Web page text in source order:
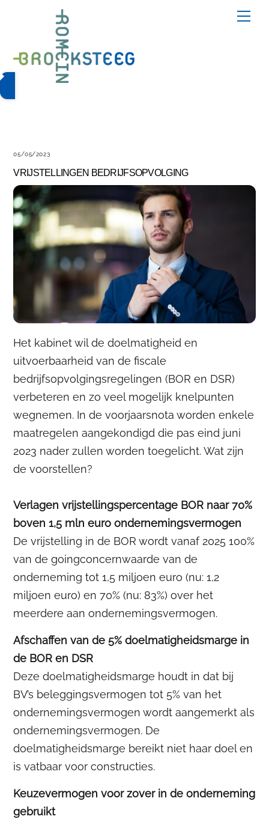
05/05/2023
VRIJSTELLINGEN BEDRIJFSOPVOLGING
Het kabinet wil de doelmatigheid en
uitvoerbaarheid van de fiscale
bedrijfsopvolgingsregelingen (BOR en DSR)
verbeteren en zo veel mogelijk knelpunten
wegnemen. In de voorjaarsnota worden enkele
maatregelen aangekondigd die pas eind juni
2023 nader zullen worden toegelicht. Wat zijn
de voorstellen?
Verlagen vrijstellingspercentage BOR naar 70%
boven 1,5 mln euro ondernemingsvermogen
De vrijstelling in de BOR wordt vanaf 2025 100%
van de goingconcernwaarde van de
onderneming tot 1,5 miljoen euro (nu: 1,2
miljoen euro) en 70% (nu: 83%) over het
meerdere aan ondernemingsvermogen.
Afschaffen van de 5% doelmatigheidsmarge in
de BOR en DSR
Deze doelmatigheidsmarge houdt in dat bij
BV’s beleggingsvermogen tot 5% van het
ondernemingsvermogen wordt aangemerkt als
ondernemingsvermogen. De
doelmatigheidsmarge bereikt niet haar doel en
is vatbaar voor constructies.
Keuzevermogen voor zover in de onderneming
gebruikt